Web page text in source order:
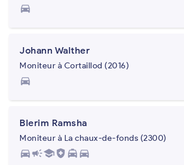
directions_car
Johann Walther
Moniteur à Cortaillod (2016)
directions_car
Blerim Ramsha
Moniteur à La chaux-de-fonds (2300)
directions_carcampaignschool health_and_safety local_taxi directions_car